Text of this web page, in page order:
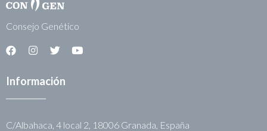
Consejo Genético
Información
C/Albahaca, 4 local 2, 18006 Granada, España